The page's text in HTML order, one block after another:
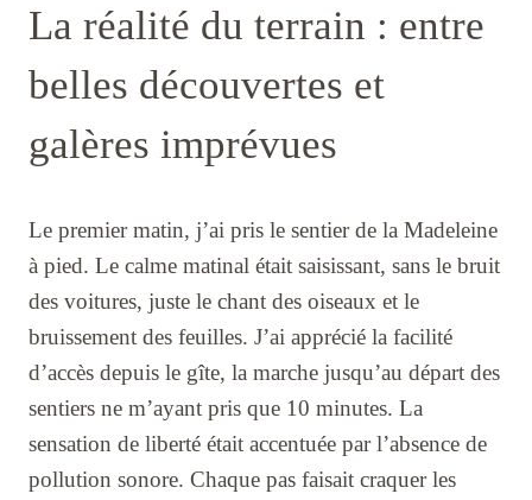
La réalité du terrain : entre
belles découvertes et
galères imprévues
Le premier matin, j’ai pris le sentier de la Madeleine
à pied. Le calme matinal était saisissant, sans le bruit
des voitures, juste le chant des oiseaux et le
bruissement des feuilles. J’ai apprécié la facilité
d’accès depuis le gîte, la marche jusqu’au départ des
sentiers ne m’ayant pris que 10 minutes. La
sensation de liberté était accentuée par l’absence de
pollution sonore. Chaque pas faisait craquer les